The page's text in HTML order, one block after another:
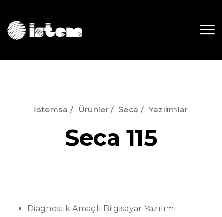
İstemsa / Ürünler / Seca / Yazılımlar
Seca 115
Diagnostik Amaçlı Bilgisayar Yazılımı.